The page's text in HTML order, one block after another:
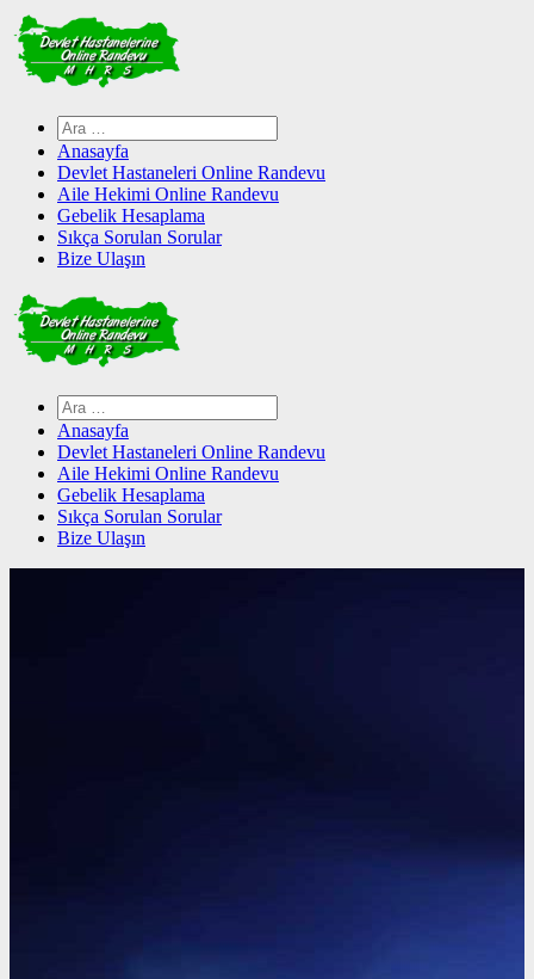
Skip
to
content
Arama:
Anasayfa
Devlet Hastaneleri Online Randevu
Aile Hekimi Online Randevu
Gebelik Hesaplama
Sıkça Sorulan Sorular
Bize Ulaşın
Arama:
Anasayfa
Devlet Hastaneleri Online Randevu
Aile Hekimi Online Randevu
Gebelik Hesaplama
Sıkça Sorulan Sorular
Bize Ulaşın